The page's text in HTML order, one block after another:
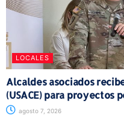
LOCALES
Alcaldes asociados
(USACE) para proyectos
agosto 7, 2026